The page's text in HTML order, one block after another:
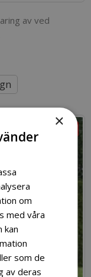
av ved
×
om
med våra
kan
som de
av deras